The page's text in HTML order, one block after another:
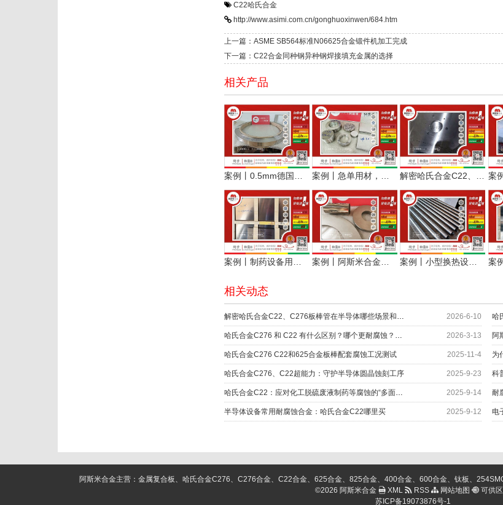
C22哈氏合金
http://www.asimi.com.cn/gonghuoxinwen/684.htm
上一篇：ASME SB564标准N06625合金锻件机加工完成
下一篇：C22合金同种钢异种钢焊接填充金属的选择
相关产品
案例丨0.5mm德国哈氏合金C276薄带，优质用料用于二次压延 案例丨急单用材，哈氏合金C276板棒快速安排加工发货纪实 解密哈氏合金C22、C276板棒管在半导体哪些场景和部位上应用？
相关动态
2026-6-10
2026-3-13 阿
哈氏合金C276 C22和625合金板棒配套腐蚀工况测试 2025-11-4
哈氏合金C276、C22超能力：守护半导体圆晶蚀刻工序 2025-9-23 科
2025-9-14 耐
半导体设备常用耐腐蚀合金：哈氏合金C22哪里买 2025-9-12
阿斯米合金主营：金属复合板、哈氏合金C276、C276合金、C22合金、625合金、825合金、400合金、600合金、钛板、
©2026 阿斯米合金
XML RSS 网站地图
可供
苏ICP备19073876号-1